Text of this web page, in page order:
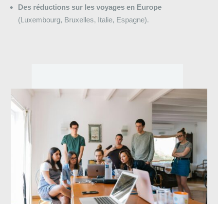
Des réductions sur les voyages en Europe
(Luxembourg, Bruxelles, Italie, Espagne).